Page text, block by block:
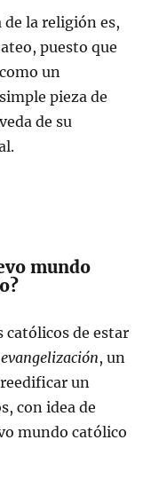
la religión es,
puesto que
un
pieza de
de su
mundo
católicos de estar
, un
un
con idea de
mundo católico